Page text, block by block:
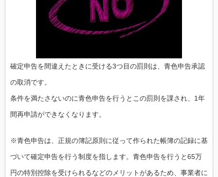
確定申告を間違えたときに受ける3つ目の罰則は、青色申告承認
の取消です。
条件を満たさないのに青色申告を行うとこの罰則を課され、1年
間再申請ができなくなります。
※青色申告は、正規の簿記原則に従って作られた帳簿の記録に基
づいて確定申告を行う制度を指します。青色申告を行うと65万
円の特別控除を受けられるなどのメリットがあるため、事業者に